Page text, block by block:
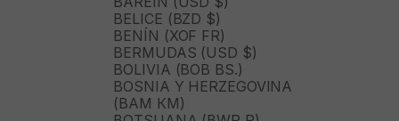
BELICE (BZD $)
BENÍN (XOF FR)
BERMUDAS (USD $)
BOLIVIA (BOB BS.)
BOSNIA Y HERZEGOVINA
(BAM КМ)